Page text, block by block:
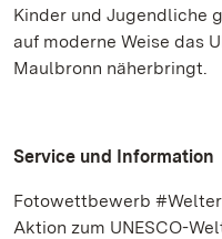
Kinder und Jugendliche
auf moderne Weise das
Maulbronn näherbringt.
Service und Information
Fotowettbewerb
Aktion zum UNESCO-